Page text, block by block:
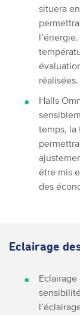
situera
réalisées.
Halls
temps, la
être mis
des
Eclairage